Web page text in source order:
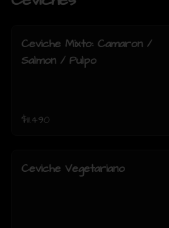
Ceviche Mixto: Camaron /
Salmon / Pulpo
$11.490
Ceviche Vegetariano